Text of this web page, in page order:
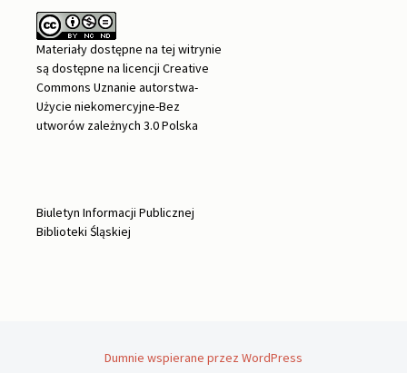
Materiały dostępne na tej witrynie
są dostępne na licencji Creative
Commons Uznanie autorstwa-
Użycie niekomercyjne-Bez
utworów zależnych 3.0 Polska
Biuletyn Informacji Publicznej
Biblioteki Śląskiej
Dumnie wspierane przez WordPress